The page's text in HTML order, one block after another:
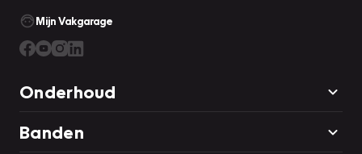
Mijn Vakgarage
Onderhoud
Banden